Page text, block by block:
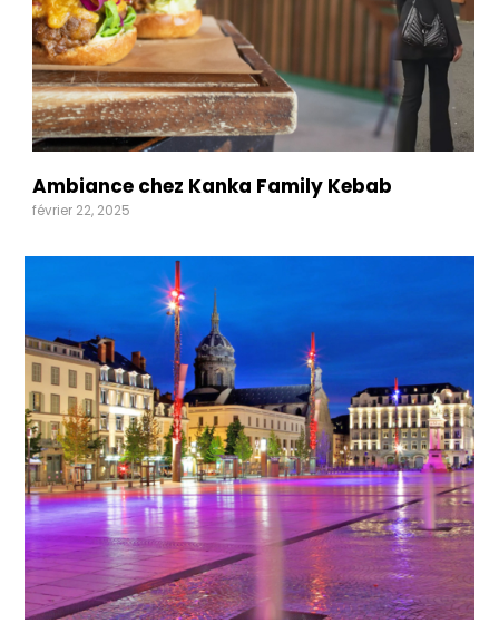
Ambiance chez Kanka Family Kebab
février 22, 2025